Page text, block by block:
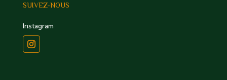
SUIVEZ-NOUS
Instagram